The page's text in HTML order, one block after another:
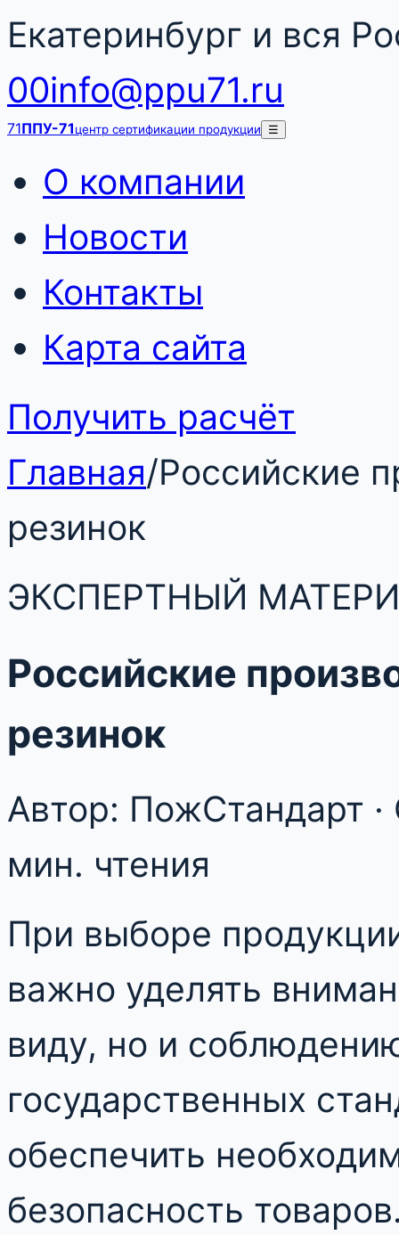
Екатеринбург и вся
00info@ppu71.ru
71ППУ-71центр сертификации продукции ☰
О компании
Новости
Контакты
Карта сайта
Получить расчёт
Главная/Российские
резинок
ЭКСПЕРТНЫЙ
Российские
резинок
Автор: ПожСтандарт ·
мин. чтения
При выборе
важно уделять
виду, но и
государственных
обеспечить
безопасность